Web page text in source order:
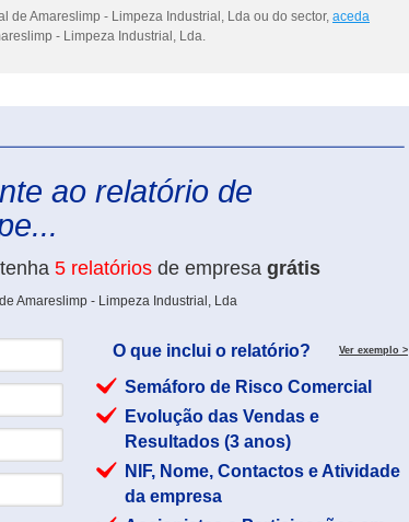
de Amareslimp - Limpeza Industrial, Lda ou do sector, aceda
- Limpeza Industrial, Lda.
ao relatório de
5 relatórios de empresa grátis
Amareslimp - Limpeza Industrial, Lda
O que inclui o relatório? Ver exemplo >
Semáforo de Risco Comercial
Evolução das Vendas e
Resultados (3 anos)
NIF, Nome, Contactos e Atividade
da empresa